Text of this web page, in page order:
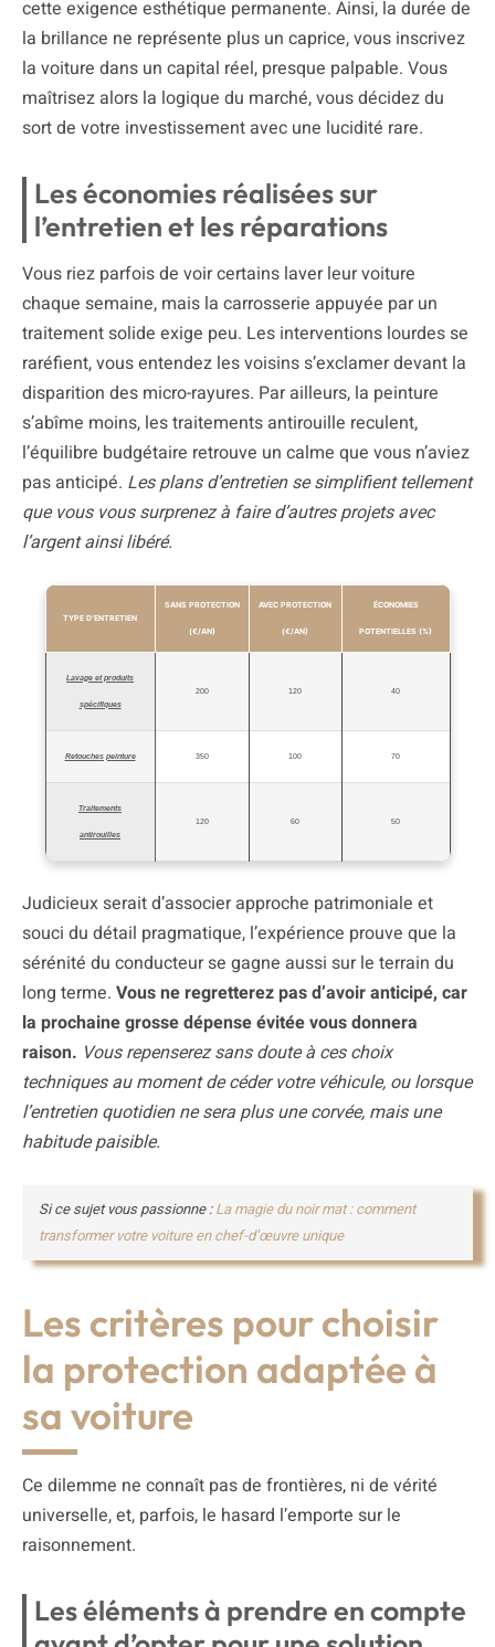
cette exigence esthétique permanente. Ainsi, la durée de
la brillance ne représente plus un caprice, vous inscrivez
la voiture dans un capital réel, presque palpable. Vous
maîtrisez alors la logique du marché, vous décidez du
sort de votre investissement avec une lucidité rare.
Les économies réalisées sur
l’entretien et les réparations
Vous riez parfois de voir certains laver leur voiture
chaque semaine, mais la carrosserie appuyée par un
traitement solide exige peu. Les interventions lourdes se
raréfient, vous entendez les voisins s’exclamer devant la
disparition des micro-rayures. Par ailleurs, la peinture
s’abîme moins, les traitements antirouille reculent,
l’équilibre budgétaire retrouve un calme que vous n’aviez
pas anticipé. Les plans d’entretien se simplifient tellement
que vous vous surprenez à faire d’autres projets avec
l’argent ainsi libéré.
TYPE D’ENTRETIEN
SANS PROTECTION
(€/AN)
AVEC PROTECTION
(€/AN)
ÉCONOMIES
POTENTIELLES (%)
Lavage et produits
spécifiques
200 120 40
Retouches peinture 350 100 70
Traitements
antirouilles
120 60 50
Judicieux serait d’associer approche patrimoniale et
souci du détail pragmatique, l’expérience prouve que la
sérénité du conducteur se gagne aussi sur le terrain du
long terme. Vous ne regretterez pas d’avoir anticipé, car
la prochaine grosse dépense évitée vous donnera
raison. Vous repenserez sans doute à ces choix
techniques au moment de céder votre véhicule, ou lorsque
l’entretien quotidien ne sera plus une corvée, mais une
habitude paisible.
Si ce sujet vous passionne :La magie du noir mat : comment
transformer votre voiture en chef-d’œuvre unique
Les critères pour choisir
la protection adaptée à
sa voiture
Ce dilemme ne connaît pas de frontières, ni de vérité
universelle, et, parfois, le hasard l’emporte sur le
raisonnement.
Les éléments à prendre en compte